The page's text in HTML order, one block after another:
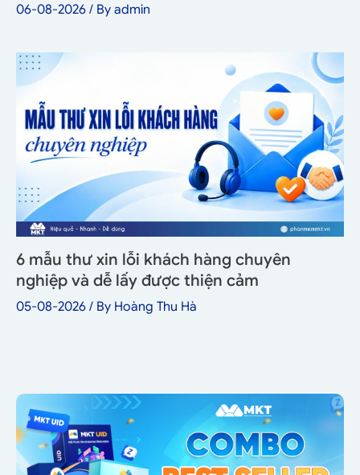
06-08-2026 / By admin
6 mẫu thư xin lỗi khách hàng chuyên
nghiệp và dễ lấy được thiện cảm
05-08-2026 / By Hoàng Thu Hà